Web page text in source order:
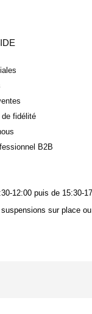
de fidélité
B2B
12:00 puis de 15:30-
sur place ou